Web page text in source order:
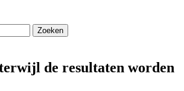
de resultaten worden